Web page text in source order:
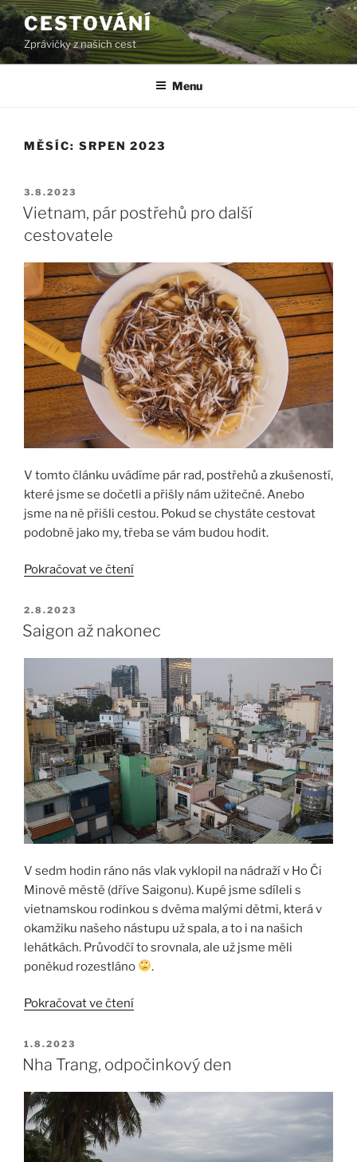
Přejít
k
obsahu
webu
CESTOVÁNÍ
Zprávičky z našich cest
Menu
MĚSÍC: SRPEN 2023
PUBLIKOVÁNO
3.8.2023
Vietnam, pár postřehů pro další
cestovatele
V tomto článku uvádíme pár rad, postřehů a zkušeností,
které jsme se dočetli a přišly nám užitečné. Anebo
jsme na ně přišli cestou. Pokud se chystáte cestovat
podobně jako my, třeba se vám budou hodit.
Pokračovat ve čtení„Vietnam,
pro
cestovatele“
PUBLIKOVÁNO
2.8.2023
Saigon až nakonec
V sedm hodin ráno nás vlak vyklopil na nádraží v Ho Či
Minově městě (dříve Saigonu). Kupé jsme sdíleli s
vietnamskou rodinkou s dvěma malými dětmi, která v
okamžiku našeho nástupu už spala, a to i na našich
lehátkách. Průvodčí to srovnala, ale už jsme měli
poněkud rozestláno
.
Pokračovat ve čtení„Saigon
PUBLIKOVÁNO
1.8.2023
Nha Trang, odpočinkový den